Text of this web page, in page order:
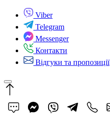
Viber
Telegram
Messenger
Контакти
Відгуки та пропозиції